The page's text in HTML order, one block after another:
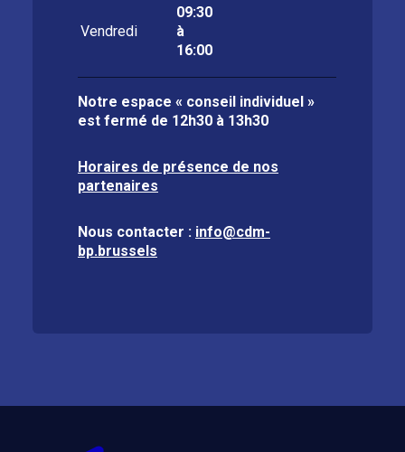
Vendredi
09:30
à
16:00
Notre espace « conseil individuel »
est fermé de 12h30 à 13h30
Horaires de présence de nos
partenaires
Nous contacter : info@cdm-
bp.brussels